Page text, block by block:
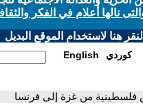
نالها أعلام في الفكر
هنا لاستخدام الموقع البديل
English كوردي
فلسطينية من غزة إلى فرنسا